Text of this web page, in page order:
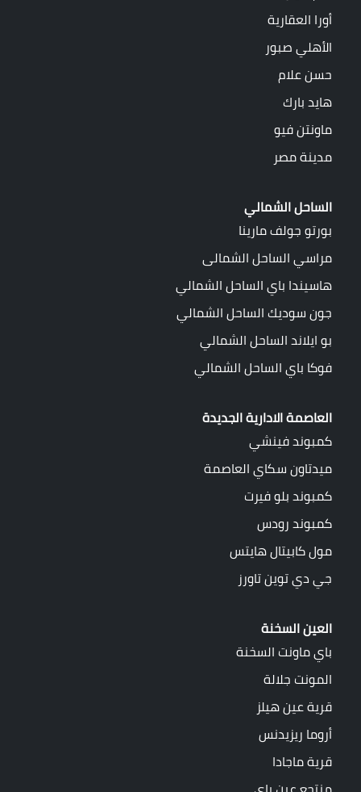
أورا العقارية
الأهلي صبور
حسن علام
هايد بارك
ماونتن فيو
مدينة مصر
الساحل الشمالي
بورتو جولف مارينا
مراسي الساحل الشمالى
هاسيندا باي الساحل الشمالي
جون سوديك الساحل الشمالي
بو ايلاند الساحل الشمالي
فوكا باي الساحل الشمالي
العاصمة الادارية الجديدة
كمبوند فينشي
ميدتاون سكاي العاصمة
كمبوند بلو فيرت
كمبوند رودس
مول كابيتال هايتس
جي دي توين تاورز
العين السخنة
باي ماونت السخنة
المونت جلالة
قرية عين هيلز
أروما ريزيدنس
قرية ماجادا
منتجع عين باي